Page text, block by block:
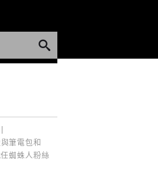
筆電包和
蜘蛛人粉絲